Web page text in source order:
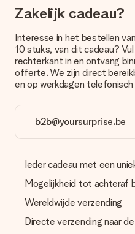
Hoe kan ik mijn bestelling
Wij bieden de volgende
creditcard of handmatige
overboeking wel rekening
cadeau.
Cadeau ontvangen
Wat als het cadeau toch
klantenservice, zij helpen je
passende oplossing.
Wordt de factuur met de
ontvangt deze bij de
Zakelijk cadeau?
Interesse in het bestellen
10 stuks, van dit cadeau?
rechterkant in en ontvang
offerte. We zijn direct
en op werkdagen
b2b@yoursurprise.be
Ieder cadeau met een
Mogelijkheid tot achteraf
Wereldwijde verzending
Directe verzending naar